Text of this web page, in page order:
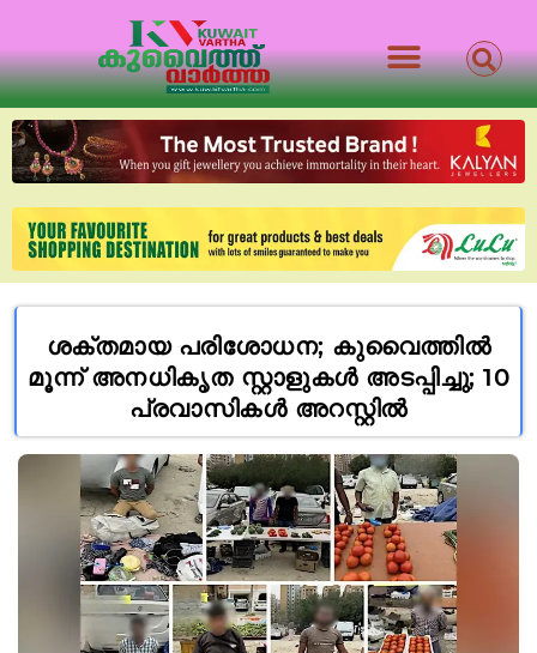
ശക്തമായ പരിശോധന; കുവൈത്തിൽ
മൂന്ന് അനധികൃത സ്റ്റാളുകൾ അടപ്പിച്ചു; 10
പ്രവാസികൾ അറസ്റ്റിൽ